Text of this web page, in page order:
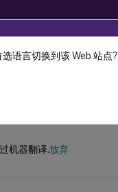
翻译。
机器翻译.放弃
语言切换到该 Web 站点?